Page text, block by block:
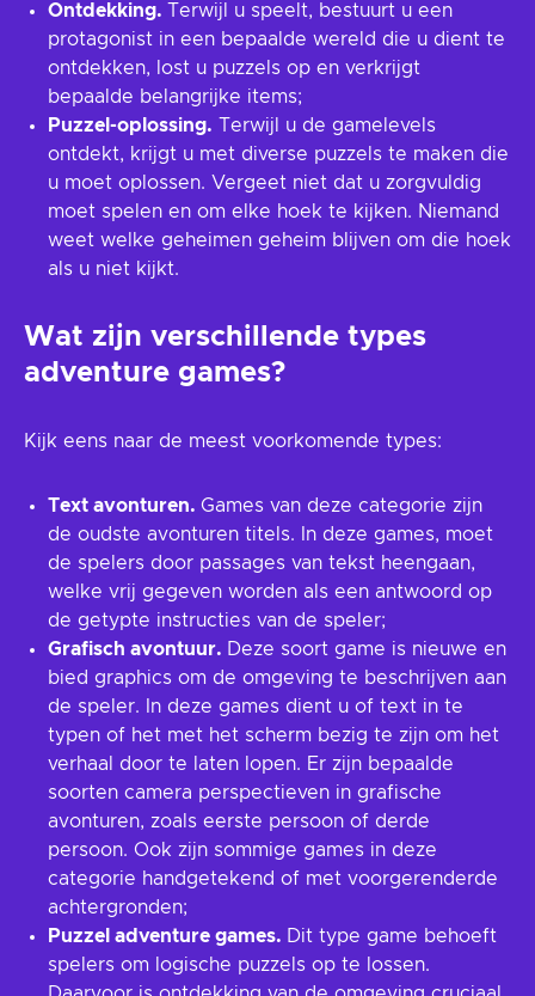
Ontdekking. Terwijl u speelt, bestuurt u een
protagonist in een bepaalde wereld die u dient te
ontdekken, lost u puzzels op en verkrijgt
bepaalde belangrijke items;
Puzzel-oplossing. Terwijl u de gamelevels
ontdekt, krijgt u met diverse puzzels te maken die
u moet oplossen. Vergeet niet dat u zorgvuldig
moet spelen en om elke hoek te kijken. Niemand
weet welke geheimen geheim blijven om die hoek
als u niet kijkt.
Wat zijn verschillende types
adventure games?
Kijk eens naar de meest voorkomende types:
Text avonturen. Games van deze categorie zijn
de oudste avonturen titels. In deze games, moet
de spelers door passages van tekst heengaan,
welke vrij gegeven worden als een antwoord op
de getypte instructies van de speler;
Grafisch avontuur. Deze soort game is nieuwe en
bied graphics om de omgeving te beschrijven aan
de speler. In deze games dient u of text in te
typen of het met het scherm bezig te zijn om het
verhaal door te laten lopen. Er zijn bepaalde
soorten camera perspectieven in grafische
avonturen, zoals eerste persoon of derde
persoon. Ook zijn sommige games in deze
categorie handgetekend of met voorgerenderde
achtergronden;
Puzzel adventure games. Dit type game behoeft
spelers om logische puzzels op te lossen.